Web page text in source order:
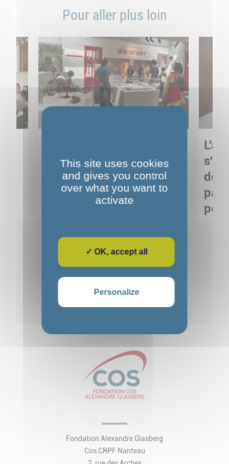
Pour aller plus loin
Musée de Préhistoire de
Nemours : apprendre
autrement grâce à la
de
2 3 4
Voir toutes les actualités
Fondation Alexandre Glasberg
Cos CRPF Nanteau
This site uses cookies
and gives you control
over what you want to
activate
✓ OK, accept all
Personalize